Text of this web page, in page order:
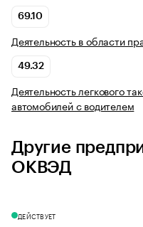
69.10
Деятельность в области
49.32
Деятельность легкового
автомобилей с водителем
Другие
ОКВЭД
ДЕЙСТВУЕТ